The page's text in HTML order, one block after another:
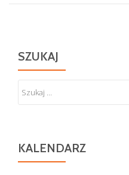
SZUKAJ
KALENDARZ